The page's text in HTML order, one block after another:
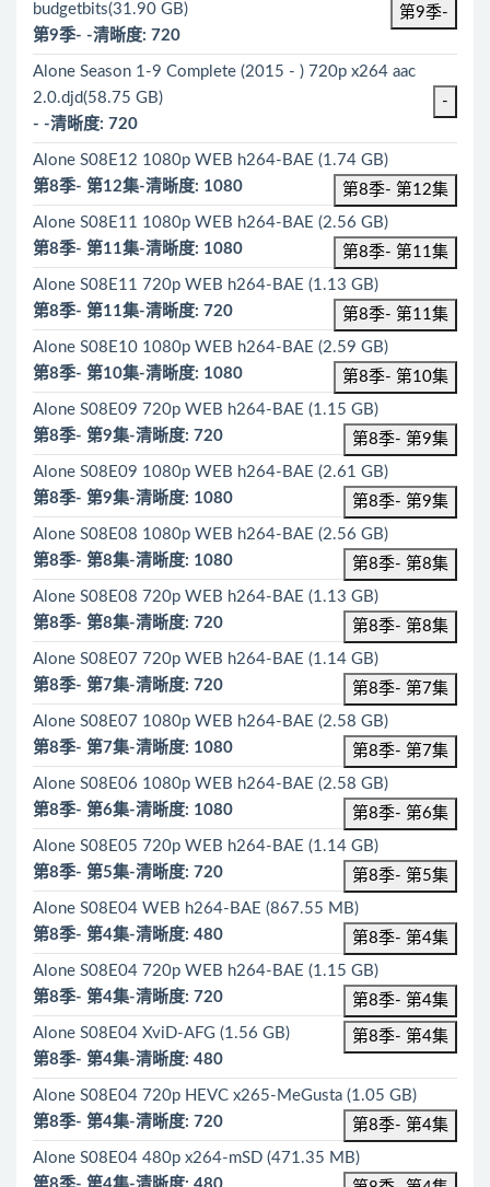
budgetbits(31.90 GB)
第9季-
第9季- -清晰度: 720
Alone Season 1-9 Complete (2015 - ) 720p x264 aac
2.0.djd(58.75 GB)
-
- -清晰度: 720
Alone S08E12 1080p WEB h264-BAE (1.74 GB)
第8季- 第12集
第8季- 第12集-清晰度: 1080
Alone S08E11 1080p WEB h264-BAE (2.56 GB)
第8季- 第11集
第8季- 第11集-清晰度: 1080
Alone S08E11 720p WEB h264-BAE (1.13 GB)
第8季- 第11集
第8季- 第11集-清晰度: 720
Alone S08E10 1080p WEB h264-BAE (2.59 GB)
第8季- 第10集
第8季- 第10集-清晰度: 1080
Alone S08E09 720p WEB h264-BAE (1.15 GB)
第8季- 第9集
第8季- 第9集-清晰度: 720
Alone S08E09 1080p WEB h264-BAE (2.61 GB)
第8季- 第9集
第8季- 第9集-清晰度: 1080
Alone S08E08 1080p WEB h264-BAE (2.56 GB)
第8季- 第8集
第8季- 第8集-清晰度: 1080
Alone S08E08 720p WEB h264-BAE (1.13 GB)
第8季- 第8集
第8季- 第8集-清晰度: 720
Alone S08E07 720p WEB h264-BAE (1.14 GB)
第8季- 第7集
第8季- 第7集-清晰度: 720
Alone S08E07 1080p WEB h264-BAE (2.58 GB)
第8季- 第7集
第8季- 第7集-清晰度: 1080
Alone S08E06 1080p WEB h264-BAE (2.58 GB)
第8季- 第6集
第8季- 第6集-清晰度: 1080
Alone S08E05 720p WEB h264-BAE (1.14 GB)
第8季- 第5集
第8季- 第5集-清晰度: 720
Alone S08E04 WEB h264-BAE (867.55 MB)
第8季- 第4集
第8季- 第4集-清晰度: 480
Alone S08E04 720p WEB h264-BAE (1.15 GB)
第8季- 第4集
第8季- 第4集-清晰度: 720
Alone S08E04 XviD-AFG (1.56 GB)
第8季- 第4集
第8季- 第4集-清晰度: 480
Alone S08E04 720p HEVC x265-MeGusta (1.05 GB)
第8季- 第4集
第8季- 第4集-清晰度: 720
Alone S08E04 480p x264-mSD (471.35 MB)